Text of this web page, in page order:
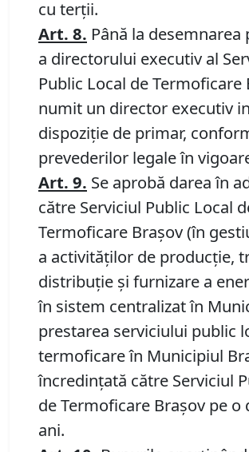
cu terţii.
Art. 8. Până la
a directorului executiv al
Public Local de Termoficare
numit un director executiv
dispoziţie de primar,
prevederilor legale în
Art. 9. Se aprobă darea în
către Serviciul Public Local
Termoficare Braşov (în
a activităţilor de producţie,
distribuţie şi furnizare a
în sistem centralizat în
prestarea serviciului public
termoficare în Municipiul
încredinţată către Serviciul
de Termoficare Braşov pe o
ani.